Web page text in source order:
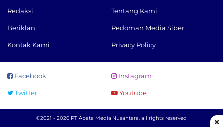
Redaksi Tentang Kami
Beriklan Pedoman Media Siber
Kontak Kami Privacy Policy
Facebook Instagram
Twitter Youtube
©2021 - 2026 PT Abata Media Nusantara, all rights reserved ×